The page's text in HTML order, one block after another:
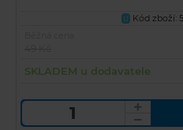
U
Kód zboží:
SKLADEM u dodavatele